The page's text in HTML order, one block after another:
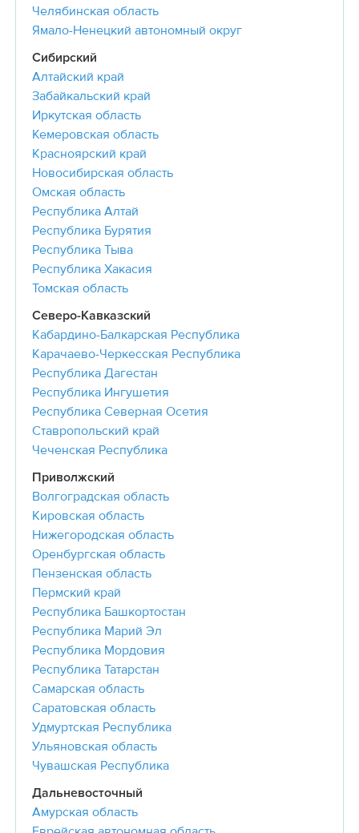
Челябинская область
Ямало-Ненецкий автономный округ
Сибирский
Алтайский край
Забайкальский край
Иркутская область
Кемеровская область
Красноярский край
Новосибирская область
Омская область
Республика Алтай
Республика Бурятия
Республика Тыва
Республика Хакасия
Томская область
Северо-Кавказский
Кабардино-Балкарская Республика
Карачаево-Черкесская Республика
Республика Дагестан
Республика Ингушетия
Республика Северная Осетия
Ставропольский край
Чеченская Республика
Приволжский
Волгоградская область
Кировская область
Нижегородская область
Оренбургская область
Пензенская область
Пермский край
Республика Башкортостан
Республика Марий Эл
Республика Мордовия
Республика Татарстан
Самарская область
Саратовская область
Удмуртская Республика
Ульяновская область
Чувашская Республика
Дальневосточный
Амурская область